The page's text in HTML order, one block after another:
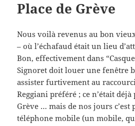
Place de Grève
Nous voilà revenus au bon
– où l’échafaud était un lieu
Bon, effectivement dans
Signoret doit louer une fenêtre
assister furtivement au
Reggiani préféré ; ce n’était déjà
Grève … mais de nos jours c’est
téléphone mobile (un mobile,